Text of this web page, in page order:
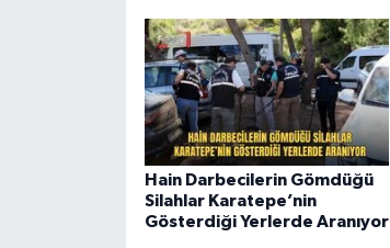
Hain Darbecilerin Gömdüğü
Silahlar Karatepe’nin
Gösterdiği Yerlerde Aranıyor